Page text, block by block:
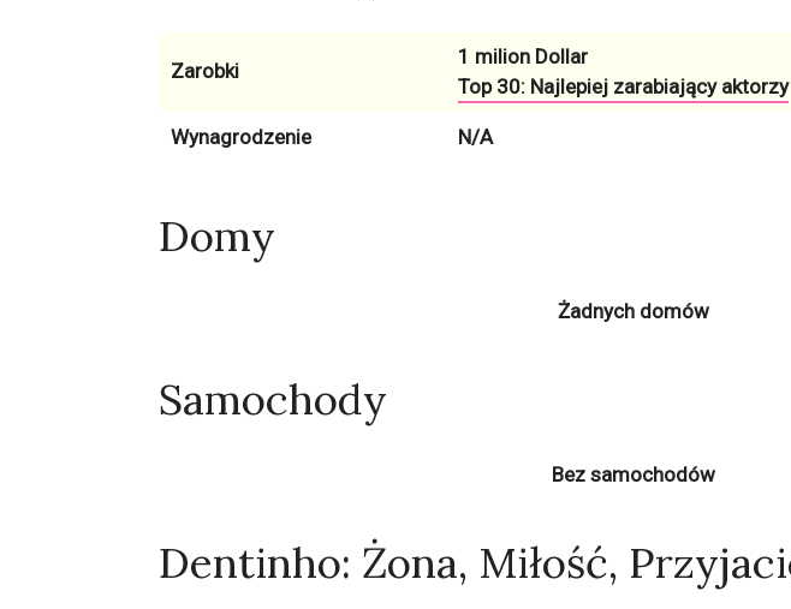
Zarobki
1 milion Dollar
Top 30: Najlepiej zarabiający aktorzy
Wynagrodzenie N/A
Domy
Żadnych domów
Samochody
Bez samochodów
Dentinho: Żona, Miłość,